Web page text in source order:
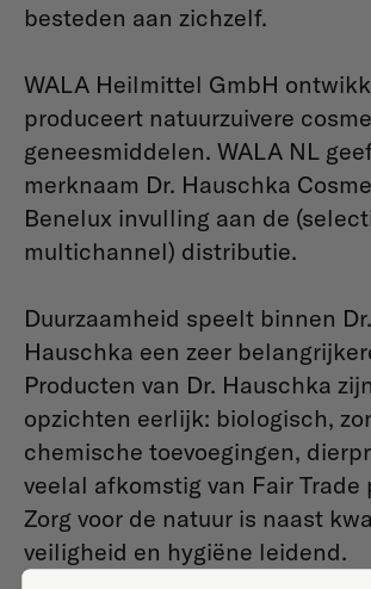
besteden aan zichzelf.
WALA Heilmittel GmbH
produceert natuurzuivere
geneesmiddelen. WALA NL
merknaam Dr. Hauschka
Benelux invulling aan de
multichannel) distributie.
Duurzaamheid speelt binnen Dr.
Hauschka een zeer
Producten van Dr. Hauschka
opzichten eerlijk: biologisch,
chemische toevoegingen,
veelal afkomstig van Fair Trade
Zorg voor de natuur is naast
veiligheid en hygiëne leidend.